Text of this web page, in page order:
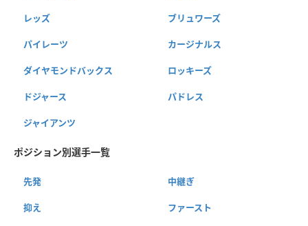
レッズ ブリュワーズ
パイレーツ カージナルス
ダイヤモンドバックス ロッキーズ
ドジャース パドレス
ジャイアンツ
ポジション別選手一覧
先発 中継ぎ
抑え ファースト